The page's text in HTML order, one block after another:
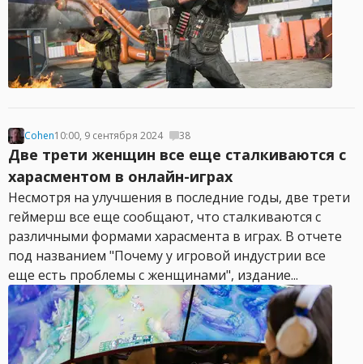
Cohen10:00, 9 сентября 2024 38
Две трети женщин все еще сталкиваются с
харасментом в онлайн-играх
Несмотря на улучшения в последние годы, две трети
геймерш все еще сообщают, что сталкиваются с
различными формами харасмента в играх. В отчете
под названием "Почему у игровой индустрии все
еще есть проблемы с женщинами", издание...